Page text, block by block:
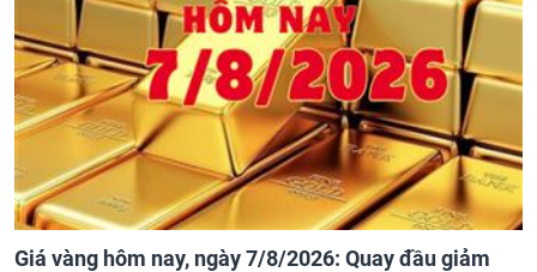
Giá vàng hôm nay, ngày 7/8/2026: Quay đầu giảm